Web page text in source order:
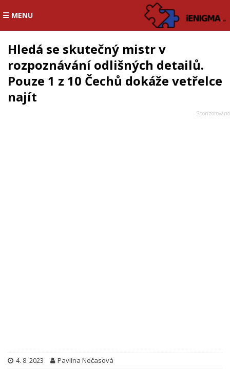
☰ MENU
Hledá se skutečný mistr v
rozpoznávání odlišných detailů.
Pouze 1 z 10 Čechů dokáže vetřelce
najít
4. 8. 2023 Pavlína Nečasová